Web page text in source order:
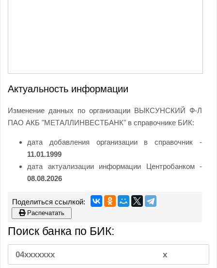
Актуальность информации
Изменение данных по организации ВЫКСУНСКИЙ Ф-Л
ПАО АКБ "МЕТАЛЛИНВЕСТБАНК" в справочнике БИК:
дата добавления организации в справочник -
11.01.1999
дата актуализации информации Центробанком -
08.08.2026
Распечатать
Поиск банка по БИК: